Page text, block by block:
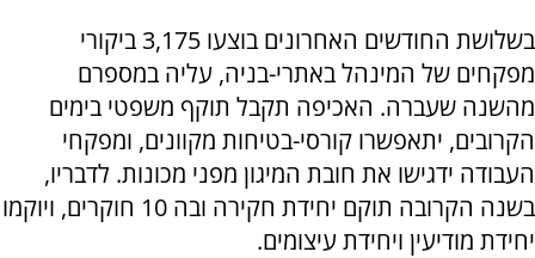
בשלושת החודשים האחרונים בוצעו 3,175 ביקורי
מפקחים של המינהל באתרי-בניה, עליה במספרם
מהשנה שעברה. האכיפה תקבל תוקף משפטי בימים
הקרובים, יתאפשרו קורסי-בטיחות מקוונים, ומפקחי
העבודה ידגישו את חובת המיגון מפני מכונות. לדבריו,
בשנה הקרובה תוקם יחידת חקירה ובה 10 חוקרים, ויוקמו
יחידת מודיעין ויחידת עיצומים.